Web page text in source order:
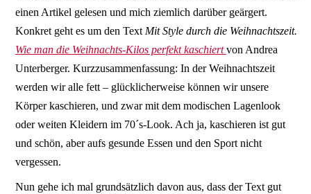
einen Artikel gelesen und mich ziemlich darüber geärgert.
Konkret geht es um den TextMit Style durch die Weihnachtszeit.
Wie man die Weihnachts-Kilos perfekt kaschiertvon Andrea
Unterberger. Kurzzusammenfassung: In der Weihnachtszeit
werden wir alle fett – glücklicherweise können wir unsere
Körper kaschieren, und zwar mit dem modischen Lagenlook
oder weiten Kleidern im 70´s-Look. Ach ja, kaschieren ist gut
und schön, aber aufs gesunde Essen und den Sport nicht
vergessen.
Nun gehe ich mal grundsätzlich davon aus, dass der Text gut